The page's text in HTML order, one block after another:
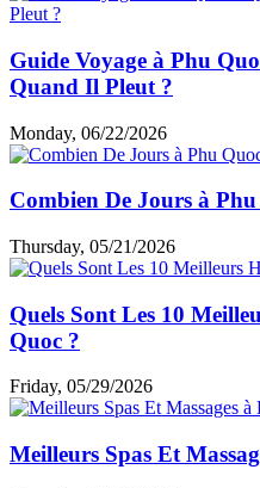
Guide Voyage à Phu
Quand Il Pleut ?
Monday, 06/22/2026
Combien De Jours à
Thursday, 05/21/2026
Quels Sont Les 10
Quoc ?
Friday, 05/29/2026
Meilleurs Spas Et